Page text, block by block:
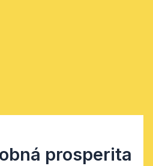
prosperita